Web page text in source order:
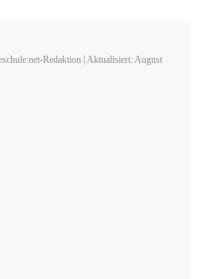
Redaktion | Aktualisiert: August